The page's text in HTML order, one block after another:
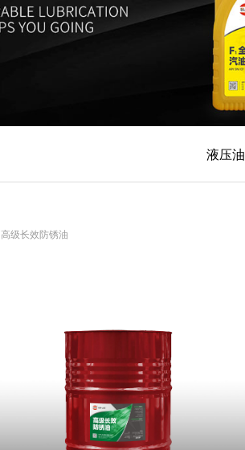
润滑脂
液压油
高级长效防锈油